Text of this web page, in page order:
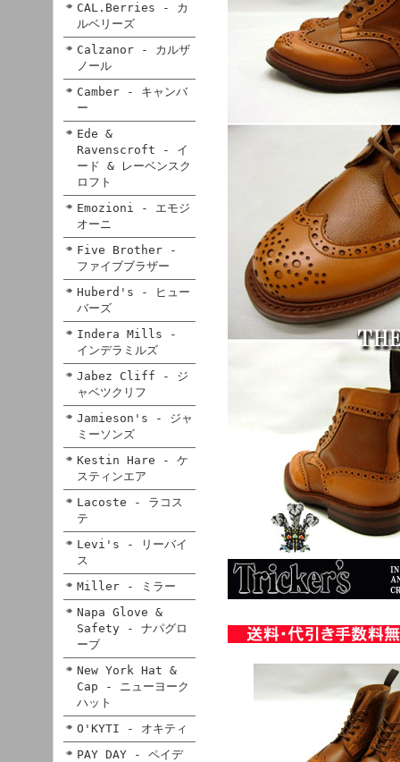
CAL.Berries - カ
ルベリーズ
Calzanor - カルザ
ノール
Camber - キャンバ
ー
Ede &
Ravenscroft - イ
ード & レーベンスク
ロフト
Emozioni - エモジ
オーニ
Five Brother -
ファイブブラザー
Huberd's - ヒュー
バーズ
Indera Mills -
インデラミルズ
Jabez Cliff - ジ
ャベツクリフ
Jamieson's - ジャ
ミーソンズ
Kestin Hare - ケ
スティンエア
Lacoste - ラコス
テ
Levi's - リーバイ
ス
Miller - ミラー
Napa Glove &
Safety - ナパグロ
ーブ
New York Hat &
Cap - ニューヨーク
ハット
O'KYTI - オキティ
PAY DAY - ペイデ